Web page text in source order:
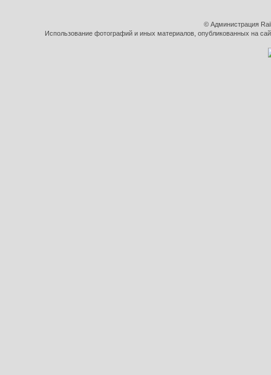
© Администрация
Использование фотографий и иных материалов, опубликованных на